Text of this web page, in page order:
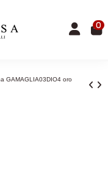
0
GAMAGLIA03DIO4 oro